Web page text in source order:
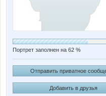
Портрет заполнен на 62 %
Отправить приватное
Добавить в друзья